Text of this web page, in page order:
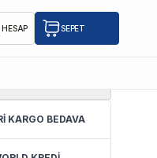
HESAP SEPET
KARGO BEDAVA